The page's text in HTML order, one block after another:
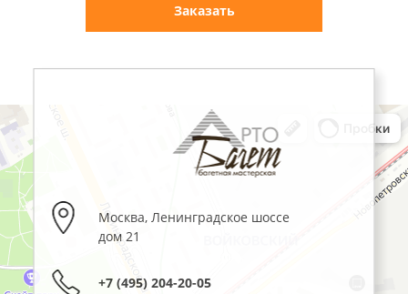
Заказать
Москва,Ленинградское шоссе
дом 21
+7 (495) 204-20-05